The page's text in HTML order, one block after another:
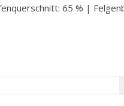
65 % |